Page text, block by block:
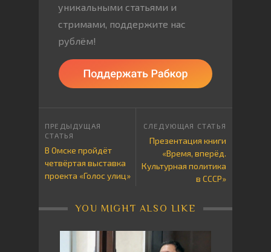
уникальными статьями и
стримами, поддержите нас
рублём!
В Омске пройдёт
четвёртая выставка
проекта «Голос улиц»
Презентация книги
«Время, вперёд.
Культурная политика
в СССР»
YOU MIGHT ALSO LIKE